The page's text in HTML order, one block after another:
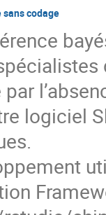
codage
par
logiciel